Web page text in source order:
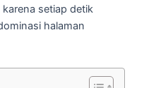
karena setiap detik
halaman